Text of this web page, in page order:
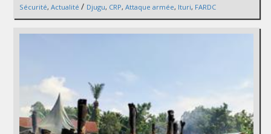
Sécurité, Actualité / Djugu, CRP, Attaque armée, Ituri, FARDC